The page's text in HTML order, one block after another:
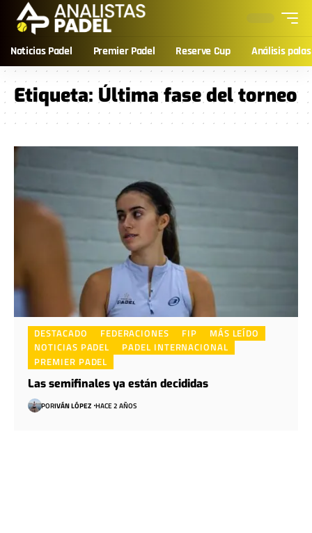
Noticias Padel Premier Padel Reserve Cup Análisis palas
Etiqueta: Última fase del torneo
DESTACADO FEDERACIONES FIP
MÁS LEÍDO
NOTICIAS PADEL
PADEL INTERNACIONAL
PREMIER PADEL
Las semifinales ya están decididas
PORIVÁN LÓPEZ HACE 2 AÑOS